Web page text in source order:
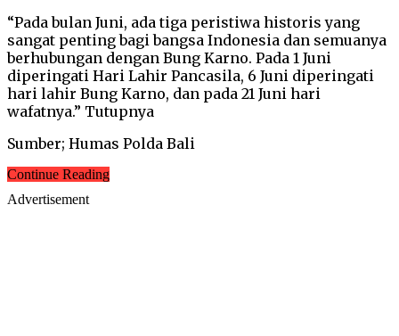
“Pada bulan Juni, ada tiga peristiwa historis yang
sangat penting bagi bangsa Indonesia dan semuanya
berhubungan dengan Bung Karno. Pada 1 Juni
diperingati Hari Lahir Pancasila, 6 Juni diperingati
hari lahir Bung Karno, dan pada 21 Juni hari
wafatnya.” Tutupnya
Sumber; Humas Polda Bali
Continue Reading
Advertisement